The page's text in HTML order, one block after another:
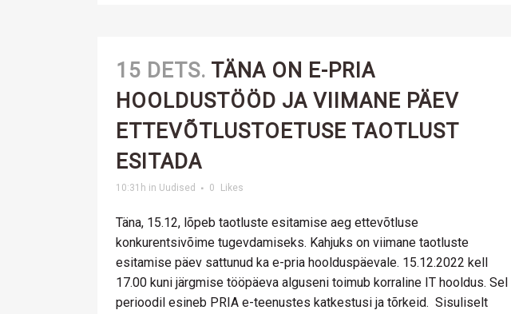
15 DETS. TÄNA ON E-PRIA
HOOLDUSTÖÖD JA VIIMANE PÄEV
ETTEVÕTLUSTOETUSE TAOTLUST
ESITADA
10:31h in Uudised 0 Likes
Täna, 15.12, lõpeb taotluste esitamise aeg ettevõtluse
konkurentsivõime tugevdamiseks. Kahjuks on viimane taotluste
esitamise päev sattunud ka e-pria hoolduspäevale. 15.12.2022 kell
17.00 kuni järgmise tööpäeva alguseni toimub korraline IT hooldus. Sel
perioodil esineb PRIA e-teenustes katkestusi ja tõrkeid. Sisuliselt